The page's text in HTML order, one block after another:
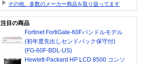
その他、多数のメーカー商品を取り扱ってます
注目の商品
Fortinet FortiGate-60Fバンドルモデル
(初年度先出しセンドバック保守付)
(FG-60F-BDL-US)
Hewlett-Packard HP LCD 8500 コンソ